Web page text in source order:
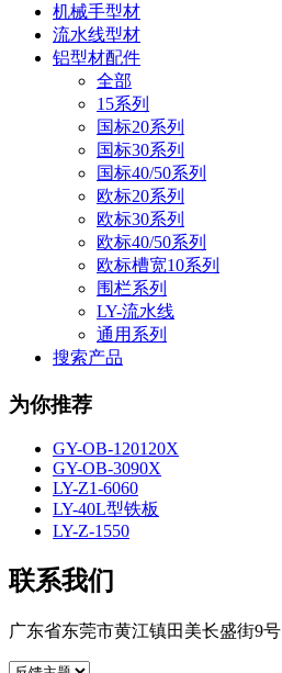
机械手型材
流水线型材
铝型材配件
全部
15系列
国标20系列
国标30系列
国标40/50系列
欧标20系列
欧标30系列
欧标40/50系列
欧标槽宽10系列
围栏系列
LY-流水线
通用系列
搜索产品
为你推荐
GY-OB-120120X
GY-OB-3090X
LY-Z1-6060
LY-40L型铁板
LY-Z-1550
联系我们
广东省东莞市黄江镇田美长盛街9号